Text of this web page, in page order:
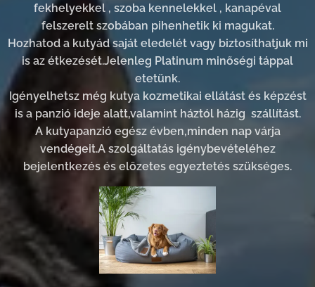
fekhelyekkel , szoba kennelekkel , kanapéval
felszerelt szobában pihenhetik ki magukat.
Hozhatod a kutyád saját eledelét vagy biztosíthatjuk mi
is az étkezését.Jelenleg Platinum minőségi táppal
etetünk.
Igényelhetsz még kutya kozmetikai ellátást és képzést
is a panzió ideje alatt,valamint háztól házig szállítást.
A kutyapanzió egész évben,minden nap várja
vendégeit.A szolgáltatás igénybevételéhez
bejelentkezés és előzetes egyeztetés szükséges.